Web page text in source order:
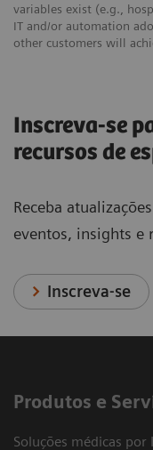
variables exist (e.g.,
IT and/or automation
other customers will
Inscreva-se
recursos de
Receba
eventos, insights e
Inscreva-se
Produtos e
Soluções médicas por